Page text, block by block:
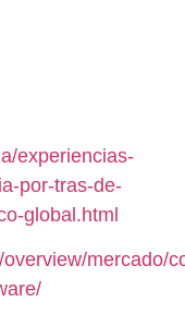
experiencias-
por-tras-de-
global.html
mercado/